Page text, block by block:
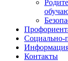
Социально-
Контакты